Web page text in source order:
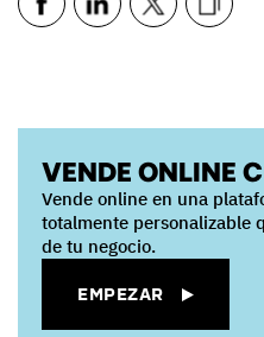
VENDE ONLINE
Vende online en una
totalmente personalizable
de tu negocio.
EMPEZAR